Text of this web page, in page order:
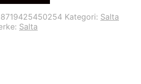
749,00 kr..
8719425450254 Kategori: Salta
Salta